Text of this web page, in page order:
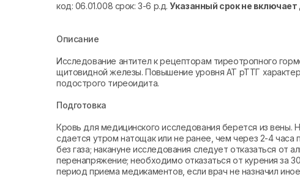
код: 06.01.008 срок: 3-6 р.д.Указанный срок не
Описание
Исследование антител к рецепторам тиреотропного
щитовидной железы. Повышение уровня АТ рТТГ
подострого тиреоидита.
Подготовка
Кровь для медицинского исследования берется из
сдается утром натощак или не ранее, чем через 2-4
без газа; накануне исследования следует отказаться от
перенапряжение; необходимо отказаться от курения за
период приема медикаментов, если врач не назначил